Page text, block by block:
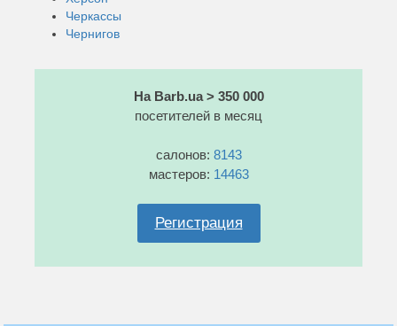
Черкассы
Чернигов
На Barb.ua > 350 000
посетителей в месяц
салонов: 8143
мастеров: 14463
Регистрация